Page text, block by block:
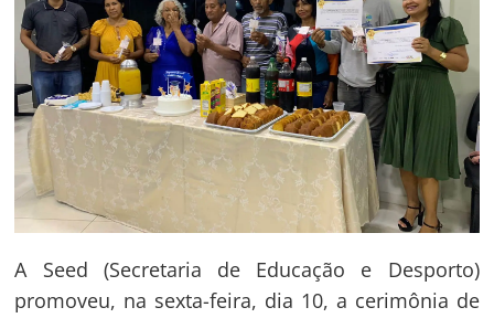
A Seed (Secretaria de Educação e Desporto)
promoveu, na sexta-feira, dia 10, a cerimônia de